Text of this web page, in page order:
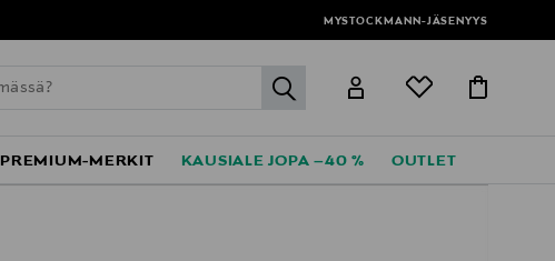
MYSTOCKMANN-JÄSENYYS
label.header.go
PREMIUM-MERKIT KAUSIALE JOPA –40 % OUTLET